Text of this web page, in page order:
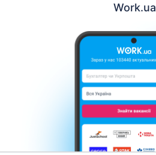
Work.ua
Контакты О нас
Новости Work.ua
Помощь
Условия использования